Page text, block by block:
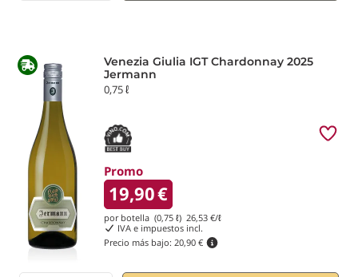
Venezia Giulia IGT Chardonnay 2025
Jermann
0,75 ℓ
Promo
19,90€
por botella (0,75 ℓ) 26,53 €/ℓ
IVA e impuestos incl.
Precio más bajo: 20,90 €